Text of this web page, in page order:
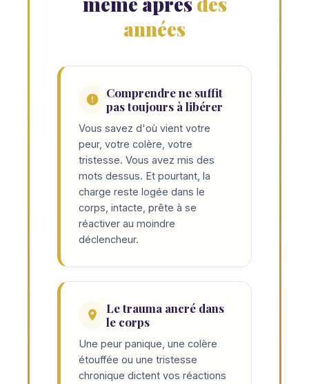
années
Comprendre ne suffit
pas toujours à libérer
Vous savez d'où vient votre
peur, votre colère, votre
tristesse. Vous avez mis des
mots dessus. Et pourtant, la
charge reste logée dans le
corps, intacte, prête à se
réactiver au moindre
déclencheur.
Le trauma ancré dans
le corps
Une peur panique, une colère
étouffée ou une tristesse
chronique dictent vos réactions